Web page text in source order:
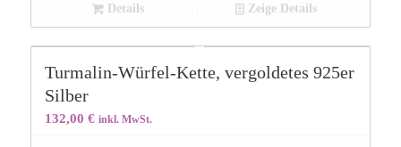
Details Zeige Details
Turmalin-Würfel-Kette, vergoldetes 925er
Silber
132,00 € inkl. MwSt.